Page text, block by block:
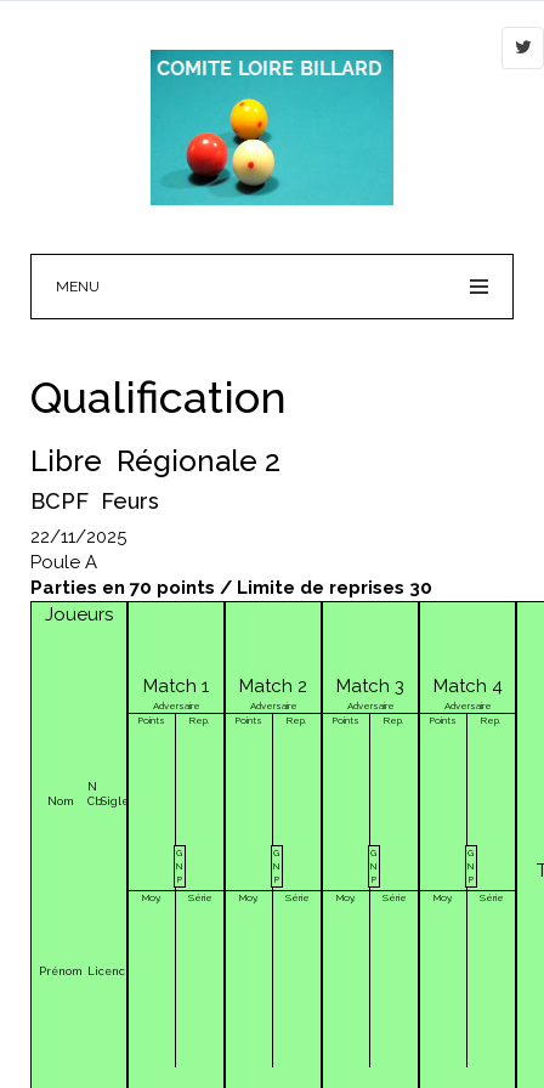
MENU
Qualification
Libre Régionale 2
BCPF Feurs
22/11/2025
Poule A
Parties en 70 points / Limite de reprises 30
Joueurs
Nom
N
CbSigle
Prénom Licence
Match 1
Adversaire
Points
Rep.
Moy. Série
G
N
P
Match 2
Adversaire
Points
Rep.
Moy. Série
G
N
P
Match 3
Adversaire
Points
Rep.
Moy. Série
G
N
P
Match 4
Adversaire
Points
Rep.
Moy. Série
G
N
P